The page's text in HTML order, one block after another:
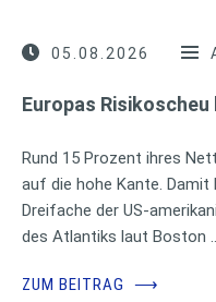
05.08.2026
Europas
Rund 15 Prozent ihres
auf die hohe Kante.
Dreifache der US-
des Atlantiks laut Boston
ZUM BEITRAG ⟶